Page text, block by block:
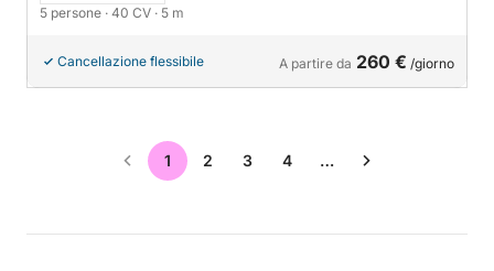
5 persone · 40 CV · 5 m
Cancellazione flessibile A partire da 260 € /giorno
1 2 3 4 …